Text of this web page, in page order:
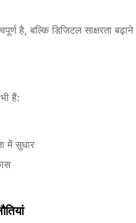
है, बल्कि डिजिटल साक्षरता बढ़ाने
हैं:
में सुधार